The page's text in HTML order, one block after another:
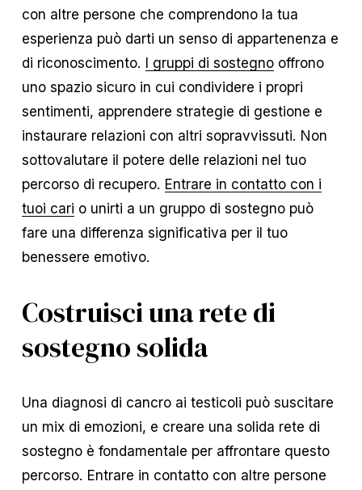
con altre persone che comprendono la tua
esperienza può darti un senso di appartenenza e
di riconoscimento. I gruppi di sostegnooffrono
uno spazio sicuro in cui condividere i propri
sentimenti, apprendere strategie di gestione e
instaurare relazioni con altri sopravvissuti. Non
sottovalutare il potere delle relazioni nel tuo
percorso di recupero. Entrare in contatto con i
tuoi cari o unirti a un gruppo di sostegno può
fare una differenza significativa per il tuo
benessere emotivo.
Costruisci una rete di
sostegno solida
Una diagnosi di cancro ai testicoli può suscitare
un mix di emozioni, e creare una solida rete di
sostegno è fondamentale per affrontare questo
percorso. Entrare in contatto con altre persone